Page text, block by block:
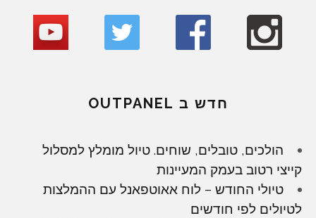
חדש ב OUTPANEL
הולכים, טובלים, שוחים. טיול מומלץ למסלול
קייצי רטוב בעמק המעיינות
טיולי החודש – לוח אאוטפאנל עם ההמלצות
לטיולים לפי חודשים